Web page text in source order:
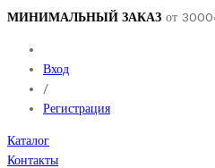
МИНИМАЛЬНЫЙ ЗАКАЗ от
Вход
/
Регистрация
Каталог
Контакты